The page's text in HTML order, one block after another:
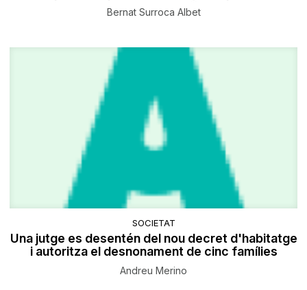
Bernat Surroca Albet
SOCIETAT
Una jutge es desentén del nou decret d'habitatge
i autoritza el desnonament de cinc famílies
Andreu Merino